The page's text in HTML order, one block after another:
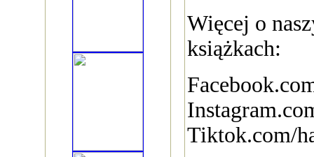
Więcej o
książkach:
Tiktok.com/